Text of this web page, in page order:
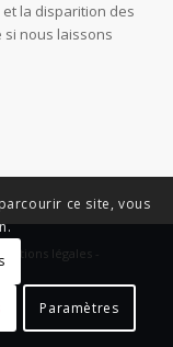
la disparition des
si nous laissons
légales -
ce site, vous
Paramètres